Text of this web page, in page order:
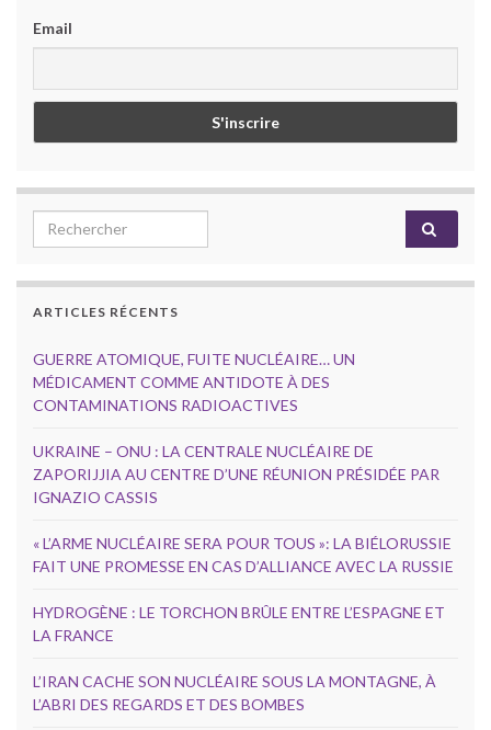
Email
Search for:
ARTICLES RÉCENTS
GUERRE ATOMIQUE, FUITE NUCLÉAIRE… UN
MÉDICAMENT COMME ANTIDOTE À DES
CONTAMINATIONS RADIOACTIVES
UKRAINE – ONU : LA CENTRALE NUCLÉAIRE DE
ZAPORIJJIA AU CENTRE D’UNE RÉUNION PRÉSIDÉE PAR
IGNAZIO CASSIS
« L’ARME NUCLÉAIRE SERA POUR TOUS »: LA BIÉLORUSSIE
FAIT UNE PROMESSE EN CAS D’ALLIANCE AVEC LA RUSSIE
HYDROGÈNE : LE TORCHON BRÛLE ENTRE L’ESPAGNE ET
LA FRANCE
L’IRAN CACHE SON NUCLÉAIRE SOUS LA MONTAGNE, À
L’ABRI DES REGARDS ET DES BOMBES